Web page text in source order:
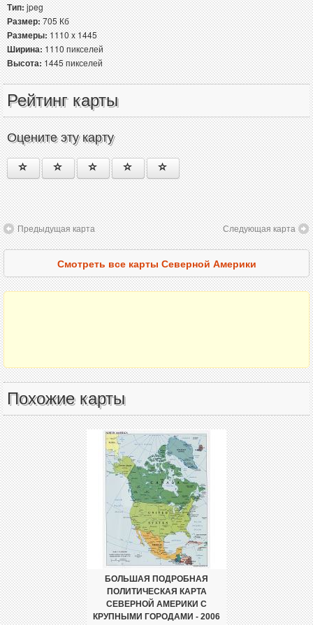
Тип:jpeg
Размер:705 Кб
Размеры:1110 x 1445
Ширина:1110 пикселей
Высота:1445 пикселей
Рейтинг карты
Оцените эту карту
Предыдущая карта Следующая карта
Смотреть все карты Северной Америки
Похожие карты
БОЛЬШАЯ ПОДРОБНАЯ
ПОЛИТИЧЕСКАЯ КАРТА
СЕВЕРНОЙ АМЕРИКИ С
КРУПНЫМИ ГОРОДАМИ - 2006